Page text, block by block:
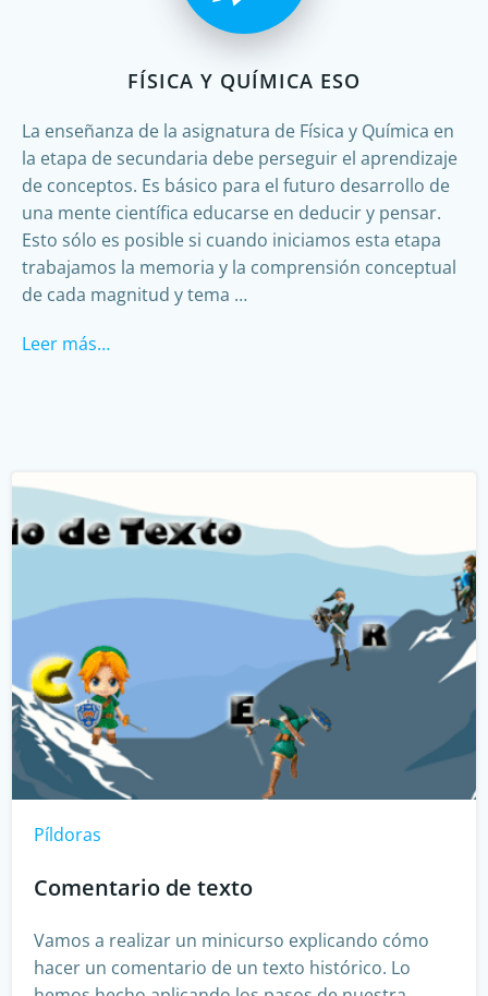
FÍSICA Y QUÍMICA ESO
La enseñanza de la asignatura de Física y Química en
la etapa de secundaria debe perseguir el aprendizaje
de conceptos. Es básico para el futuro desarrollo de
una mente científica educarse en deducir y pensar.
Esto sólo es posible si cuando iniciamos esta etapa
trabajamos la memoria y la comprensión conceptual
de cada magnitud y tema …
Leer más…
Píldoras
Comentario de texto
Vamos a realizar un minicurso explicando cómo
hacer un comentario de un texto histórico. Lo